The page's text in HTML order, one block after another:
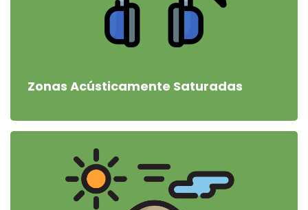
Zonas Acústicamente Saturadas